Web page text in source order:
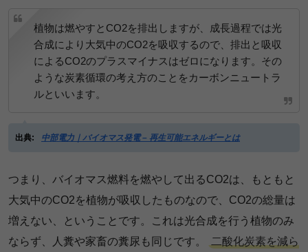
植物は燃やすとCO2を排出しますが、成長過程では光
合成により大気中のCO2を吸収するので、排出と吸収
によるCO2のプラスマイナスはゼロになります。その
ような炭素循環の考え方のことをカーボンニュートラ
ルといいます。
出典: 中部電力｜バイオマス発電 – 再生可能エネルギーとは
つまり、バイオマス燃料を燃やして出るCO2は、もともと
大気中のCO2を植物が吸収したものなので、CO2の総量は
増えない、ということです。これは光合成を行う植物のみ
ならず、人糞や家畜の糞尿も同じです。
二酸化炭素を減ら